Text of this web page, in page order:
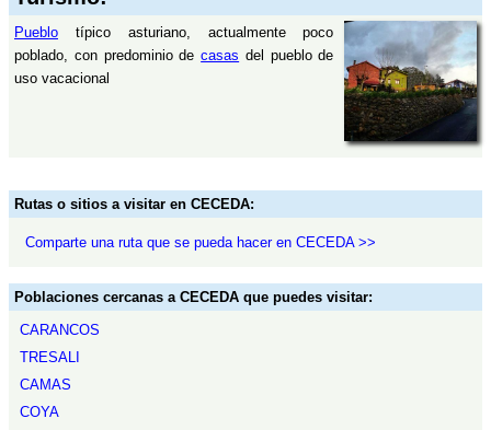
Pueblo típico asturiano, actualmente poco
poblado, con predominio decasas del pueblo de
uso vacacional
Rutas o sitios a visitar en CECEDA:
Comparte una ruta que se pueda hacer en CECEDA >>
Poblaciones cercanas a CECEDA que puedes visitar:
CARANCOS
TRESALI
CAMAS
COYA